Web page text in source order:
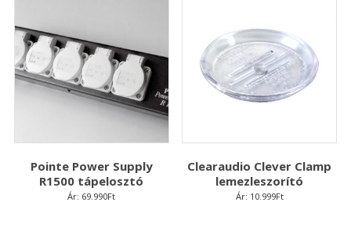
Pointe Power Supply
R1500 tápelosztó
Ár: 69.990Ft
Clearaudio Clever Clamp
lemezleszorító
Ár: 10.999Ft